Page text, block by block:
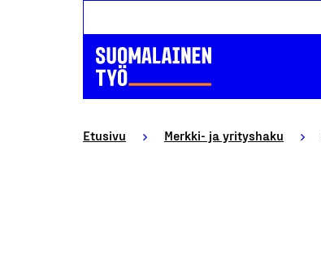
Etusivu Merkki- ja yrityshaku